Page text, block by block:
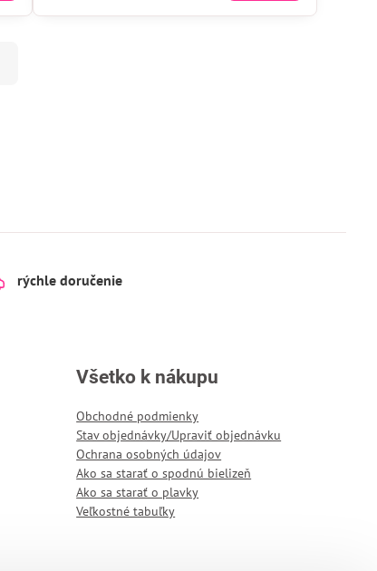
rýchle doručenie
Všetko k nákupu
Obchodné podmienky
Stav objednávky/Upraviť objednávku
Ochrana osobných údajov
Ako sa starať o spodnú bielizeň
Ako sa starať o plavky
Veľkostné tabuľky